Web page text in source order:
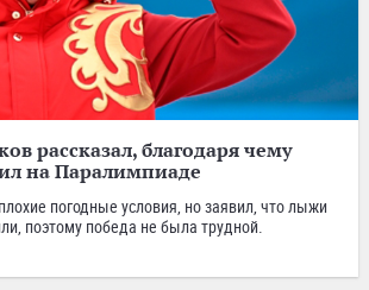
рассказал, благодаря чему
на Паралимпиаде
погодные условия, но заявил, что лыжи
поэтому победа не была трудной.